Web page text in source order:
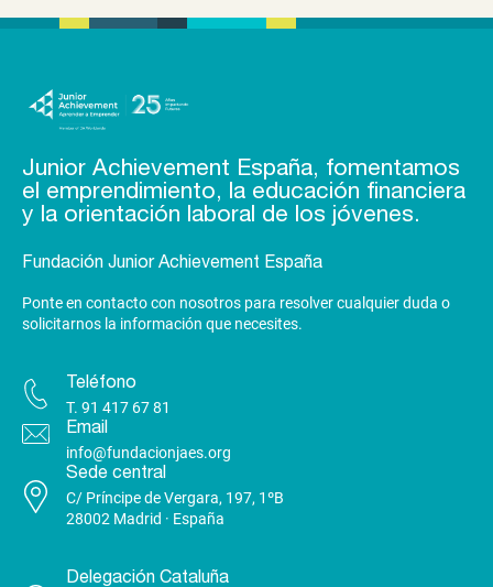
Junior Achievement España, fomentamos
el emprendimiento, la educación financiera
y la orientación laboral de los jóvenes.
Fundación Junior Achievement España
Ponte en contacto con nosotros para resolver cualquier duda o
solicitarnos la información que necesites.
Teléfono
T. 91 417 67 81
Email
info@fundacionjaes.org
Sede central
C/ Príncipe de Vergara, 197, 1ºB
28002 Madrid · España
Delegación Cataluña